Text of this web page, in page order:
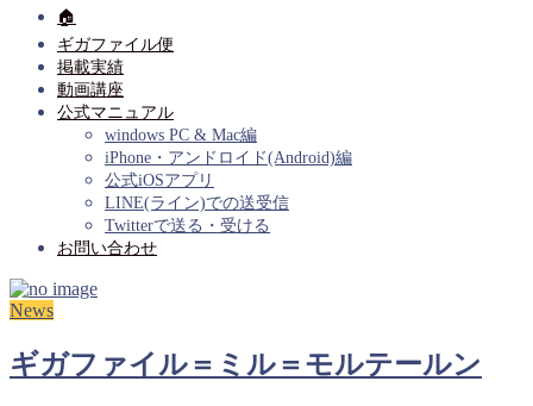
🏠
ギガファイル便
掲載実績
動画講座
公式マニュアル
windows PC & Mac編
iPhone・アンドロイド(Android)編
公式iOSアプリ
LINE(ライン)での送受信
Twitterで送る・受ける
お問い合わせ
News
ギガファイル＝ミル＝モルテールン